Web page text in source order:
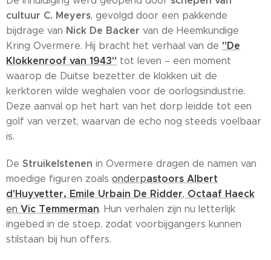
cultuur C. Meyers, gevolgd door een pakkende
bijdrage van Nick De Backer van de Heemkundige
Kring Overmere. Hij bracht het verhaal van de "De
Klokkenroof van 1943" tot leven – een moment
waarop de Duitse bezetter de klokken uit de
kerktoren wilde weghalen voor de oorlogsindustrie.
Deze aanval op het hart van het dorp leidde tot een
golf van verzet, waarvan de echo nog steeds voelbaar
is.
De Struikelstenen in Overmere dragen de namen van
moedige figuren zoals onderpastoors Albert
d'Huyvetter, Emile Urbain De Ridder, Octaaf Haeck
en Vic Temmerman. Hun verhalen zijn nu letterlijk
ingebed in de stoep, zodat voorbijgangers kunnen
stilstaan bij hun offers.